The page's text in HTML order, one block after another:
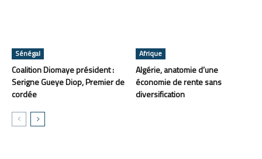
Sénégal
Coalition Diomaye président :
Serigne Gueye Diop, Premier de
cordée
Afrique
Algérie, anatomie d’une
économie de rente sans
diversification